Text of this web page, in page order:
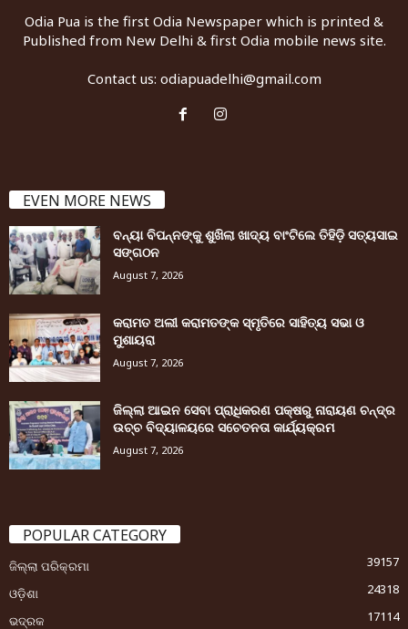
Odia Pua is the first Odia Newspaper which is printed &
Published from New Delhi & first Odia mobile news site.
Contact us: odiapuadelhi@gmail.com
EVEN MORE NEWS
ବନ୍ୟା ବିପନ୍ନଙ୍କୁ ଶୁଖିଲା ଖାଦ୍ୟ ବାଂଟିଲେ ତିହିଡି଼ ସତ୍ୟସାଇ
ସଙ୍ଗଠନ
August 7, 2026
କରାମତ ଅଲୀ କରାମତଙ୍କ ସ୍ମୃତିରେ ସାହିତ୍ୟ ସଭା ଓ
ମୁଶାୟରା
August 7, 2026
ଜିଲ୍ଲା ଆଇନ ସେବା ପ୍ରାଧିକରଣ ପକ୍ଷରୁ ନାରାୟଣ ଚନ୍ଦ୍ର
ଉଚ୍ଚ ବିଦ୍ୟାଳୟରେ ସଚେତନତା କାର୍ଯ୍ୟକ୍ରମ
August 7, 2026
POPULAR CATEGORY
ଜିଲ୍ଲା ପରିକ୍ରମା
39157
ଓଡ଼ିଶା
24318
ଭଦ୍ରକ
17114